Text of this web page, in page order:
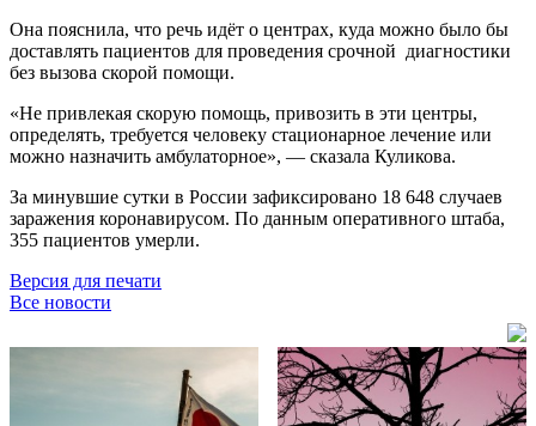
Она пояснила, что речь идёт о центрах, куда можно было бы
доставлять пациентов для проведения срочной диагностики
без вызова скорой помощи.
«Не привлекая скорую помощь, привозить в эти центры,
определять, требуется человеку стационарное лечение или
можно назначить амбулаторное», — сказала Куликова.
За минувшие сутки в России зафиксировано 18 648 случаев
заражения коронавирусом. По данным оперативного штаба,
355 пациентов умерли.
Версия для печати
Все новости